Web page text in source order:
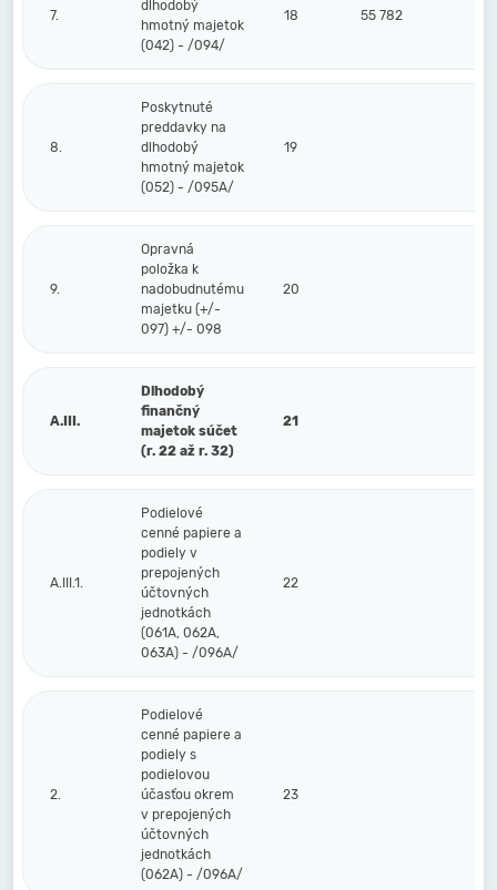
7.
dlhodobý
hmotný majetok
(042) - /094/
18 55 782
8.
Poskytnuté
preddavky na
dlhodobý
hmotný majetok
(052) - /095A/
19
9.
Opravná
položka k
nadobudnutému
majetku (+/-
097) +/- 098
20
A.III.
Dlhodobý
finančný
majetok súčet
(r. 22 až r. 32)
21
A.III.1.
Podielové
cenné papiere a
podiely v
prepojených
účtovných
jednotkách
(061A, 062A,
063A) - /096A/
22
2.
Podielové
cenné papiere a
podiely s
podielovou
účasťou okrem
v prepojených
účtovných
jednotkách
(062A) - /096A/
23